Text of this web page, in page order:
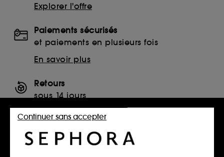
Explorer l'offre
Paiements sécurisés
et paiements en plusieurs fois
En savoir plus
Retours
sous 14 jours
Retourner mon article
SERVICES, CONTACT ET CONDITIONS DES OFFRES
Continuer sans accepter